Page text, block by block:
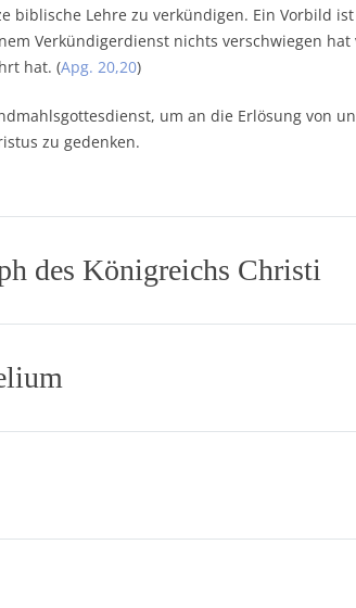
biblische Lehre zu verkündigen. Ein Vorbild
Verkündigerdienst nichts verschwiegen hat
hat. (Apg. 20,20)
um an die Erlösung von
zu gedenken.
des Königreichs Christi